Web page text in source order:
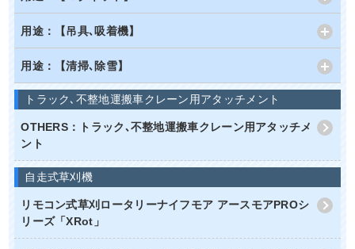
用途：【吊具､吸着機】
用途：【清掃､除雪】
トラック､不整地運搬車クレーン用アタッチメント
OTHERS：トラック､不整地運搬車クレーン用アタッチメ
ント
自走式草刈機
リモコン式草刈ロータリーナイフモア アースモアPROシ
リーズ「XRot」